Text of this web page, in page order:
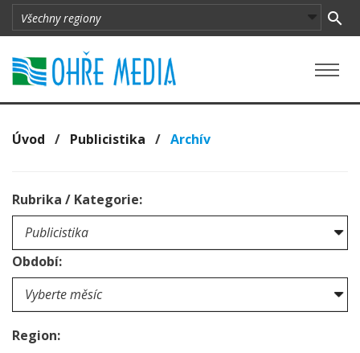
Úvod / Publicistika / Archív
Rubrika / Kategorie:
Období:
Region: